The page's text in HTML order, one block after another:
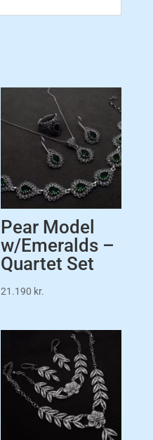
Pear Model
w/Emeralds –
Quartet Set
21.190 kr.